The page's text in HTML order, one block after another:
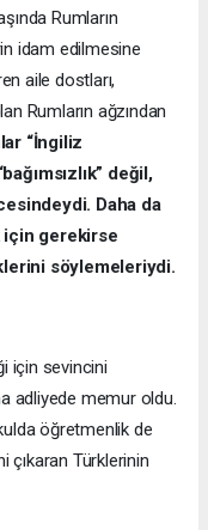
Rumların
idam edilmesine
aile dostları,
Rumların ağzından
“İngiliz
değil,
Daha da
gerekirse
söylemeleriydi.
için sevincini
adliyede memur oldu.
öğretmenlik de
çıkaran Türklerinin